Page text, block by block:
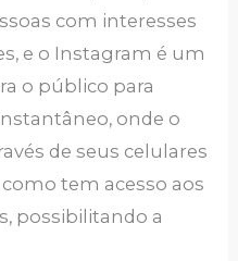
com interesses
e o Instagram é um
o público para
onde o
de seus celulares
tem acesso aos
possibilitando a